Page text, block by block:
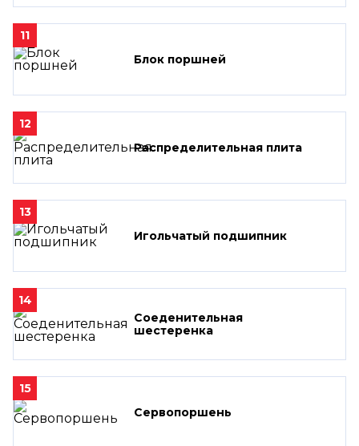
11
Блок поршней
12
Распределительная плита
13
Игольчатый подшипник
14
Соеденительная
шестеренка
15
Сервопоршень